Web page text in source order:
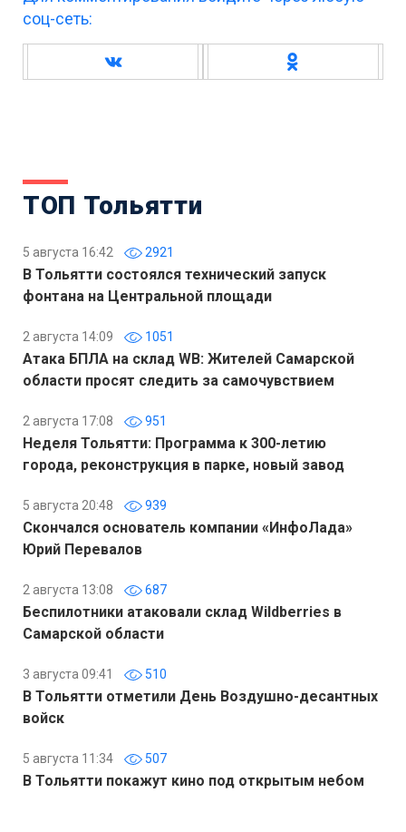
соц-сеть:
ТОП Тольятти
5 августа 16:42 2921
В Тольятти состоялся технический запуск
фонтана на Центральной площади
2 августа 14:09 1051
Атака БПЛА на склад WB: Жителей Самарской
области просят следить за самочувствием
2 августа 17:08 951
Неделя Тольятти: Программа к 300-летию
города, реконструкция в парке, новый завод
5 августа 20:48 939
Скончался основатель компании «ИнфоЛада»
Юрий Перевалов
2 августа 13:08 687
Беспилотники атаковали склад Wildberries в
Самарской области
3 августа 09:41 510
В Тольятти отметили День Воздушно-десантных
войск
5 августа 11:34 507
В Тольятти покажут кино под открытым небом